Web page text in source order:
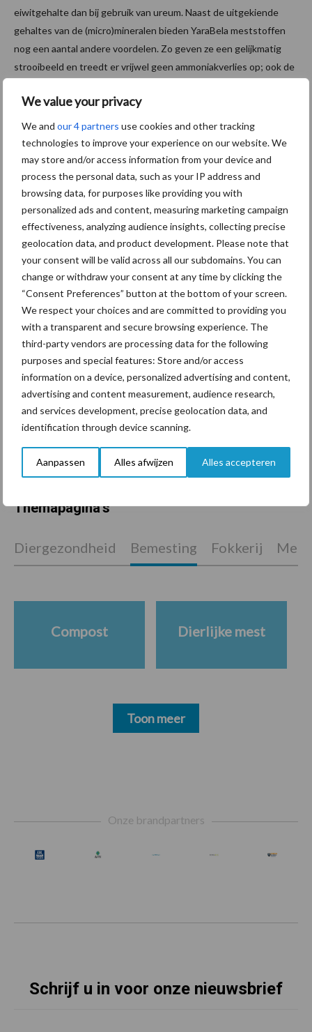
We value your privacy
We and our 4 partners use cookies and other tracking
technologies to improve your experience on our website. We
may store and/or access information from your device and
process the personal data, such as your IP address and
browsing data, for purposes like providing you with
personalized ads and content, measuring marketing campaign
effectiveness, analyzing audience insights, collecting precise
geolocation data, and product development. Please note that
your consent will be valid across all our subdomains. You can
change or withdraw your consent at any time by clicking the
“Consent Preferences” button at the bottom of your screen.
We respect your choices and are committed to providing you
with a transparent and secure browsing experience. The
third-party vendors are processing data for the following
purposes and special features: Store and/or access
information on a device, personalized advertising and content,
advertising and content measurement, audience research,
and services development, precise geolocation data, and
identification through device scanning.
Aanpassen Alles afwijzen Alles accepteren
eiwitgehalte dan bij gebruik van ureum. Naast de uitgekiende
gehaltes van de (micro)mineralen bieden YaraBela meststoffen
nog een aantal andere voordelen. Zo geven ze een gelijkmatig
strooibeeld en treedt er vrijwel geen ammoniakverlies op; ook de
alleen goed voor de boer en zijn vee maar ook voor het milieu.
De kansen voor uw bedrijf? Leeshier meer.
Aanbevolen voor jou!
Van onze partner Yara
Opbrengst mais wordt veel
eerder bepaald dan tot nu
toe gedacht
Van onze partner Yara
In 4 eenvoudige stappen de
grasgroei volgen op je
telefoon
Van onze partner Yara
Hoge prijzen en droogte:
hoe kan zwavel helpen bij
de bemesting?
Themapagina's
Diergezondheid Bemesting Fokkerij
Compost Dierlijke mest
Toon meer
Onze brandpartners
Schrijf u in voor onze nieuwsbrief